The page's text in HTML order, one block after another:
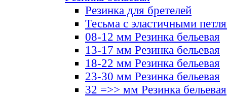
Резинка для бретелей
Тесьма с эластичными
08-12 мм Резинка бельевая
13-17 мм Резинка бельевая
18-22 мм Резинка бельевая
23-30 мм Резинка бельевая
32 =>> мм Резинка бельевая